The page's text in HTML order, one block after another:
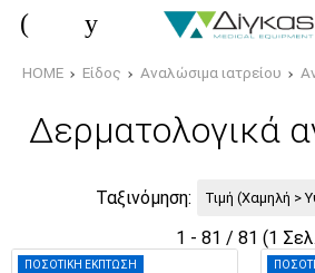
HOME Είδος Αναλώσιμα ιατρείου
Δερματολογικά
Ταξινόμηση:
1 - 81 / 81 (1
ΠΟΣΟΤΙΚΗ ΕΚΠΤΩΣΗ